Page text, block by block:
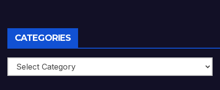
CATEGORIES
Categories